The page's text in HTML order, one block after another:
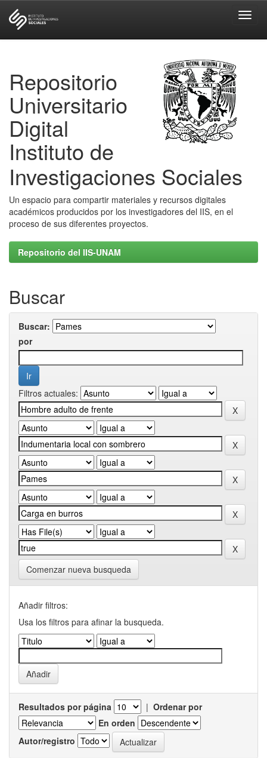
Repositorio
Universitario
Digital
Instituto de
Investigaciones Sociales
Un espacio para compartir materiales y recursos digitales
académicos producidos por los investigadores del IIS, en el
proceso de sus diferentes proyectos.
Repositorio del IIS-UNAM
Buscar
Buscar:
por
Filtros actuales:
Comenzar nueva busqueda
Añadir filtros:
Usa los filtros para afinar la busqueda.
Resultados por página | Ordenar por
En orden
Autor/registro